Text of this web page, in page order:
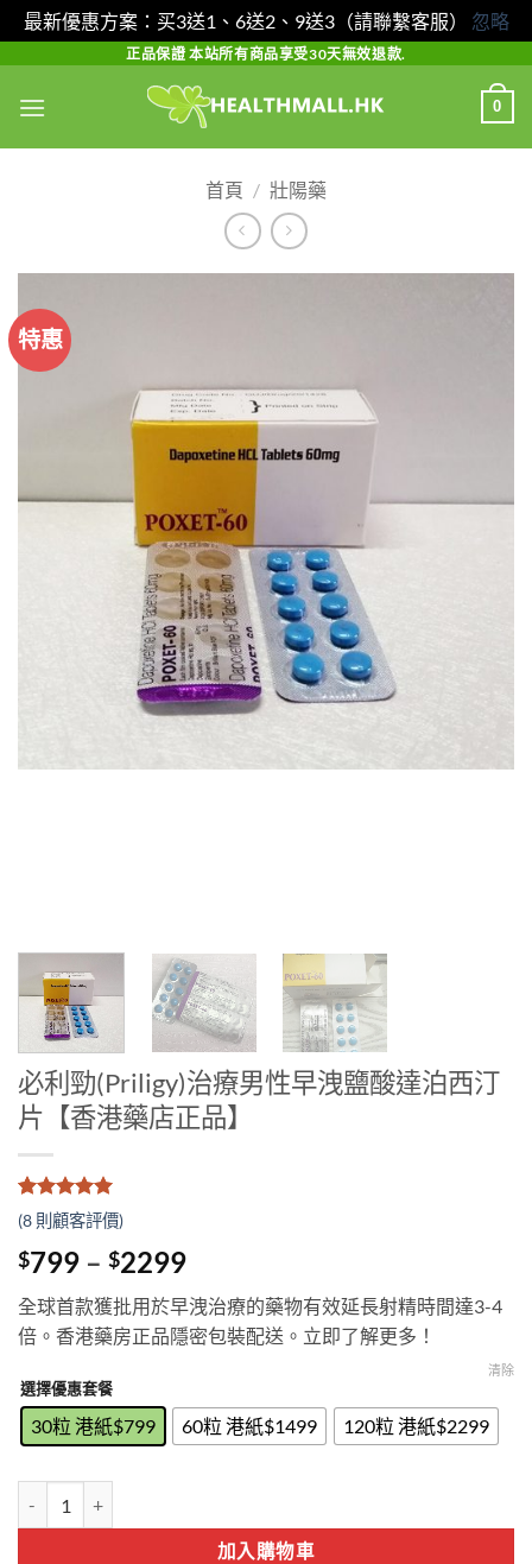
最新優惠方案：买3送1、6送2、9送3（請聯繫客服） 忽略
content
正品保證 本站所有商品享受30天無效退款.
0
首頁 / 壯陽藥
特惠
必利勁(Priligy)治療男性早洩鹽酸達泊西汀
片【香港藥店正品】
評分5/
5，已有
7
位
顧客進行評
分
(8 則顧客評價)
$799 – $2299Price
range:
$799
through
全球首款獲批用於早洩治療的藥物有效延長射精時間達3-4
倍。香港藥房正品隱密包裝配送。立即了解更多！
選擇優惠套餐
30粒 港紙$799 60粒 港紙$1499 120粒 港紙$2299
清除
加入購物車